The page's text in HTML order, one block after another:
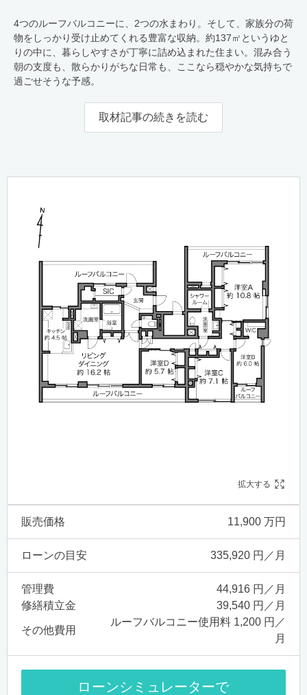
4つのルーフバルコニーに、2つの水まわり。そして、家族分の荷
物をしっかり受け止めてくれる豊富な収納。約137㎡というゆと
りの中に、暮らしやすさが丁寧に詰め込まれた住まい。混み合う
朝の支度も、散らかりがちな日常も、ここなら穏やかな気持ちで
過ごせそうな予感。
取材記事の続きを読む
拡大する
販売価格 11,900 万円
ローンの目安 335,920 円／月
管理費
44,916 円／月
修繕積立金
39,540 円／月
その他費用
ルーフバルコニー使用料 1,200 円／
月
ローンシミュレーターで